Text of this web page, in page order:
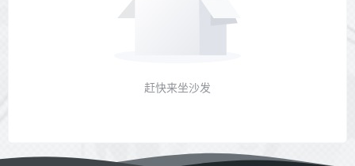
赶快来坐沙发